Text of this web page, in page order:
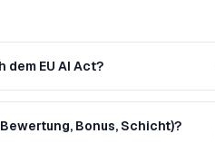
EU AI Act?
Bonus, Schicht)?